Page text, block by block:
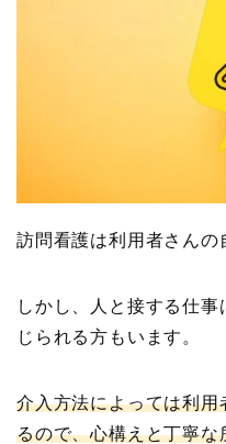
訪問看護は利用者さんの
しかし、人と接する仕
じられる方もいます。
介入方法によっては利
るので、心構えと丁寧